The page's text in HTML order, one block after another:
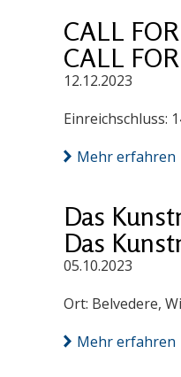
CALL
CALL
12.12.2023
Einreichschluss:
Mehr erfahren
Das
Das
05.10.2023
Ort: Belvedere,
Mehr erfahren